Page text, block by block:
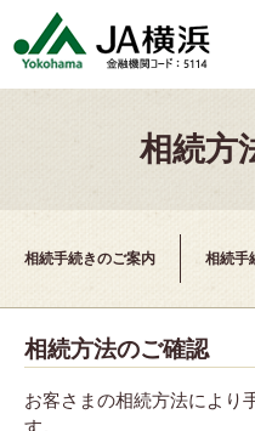
p
n
相続方
相続手続きのご案内 相続手
相続方法のご確認
お客さまの相続方法により
す。